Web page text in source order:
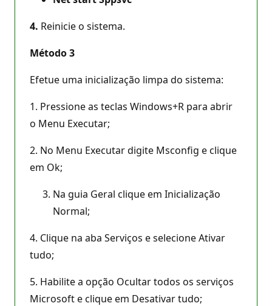
4. Reinicie o sistema.
Método 3
Efetue uma inicialização limpa do sistema:
1. Pressione as teclas Windows+R para abrir
o Menu Executar;
2. No Menu Executar digite Msconfig e clique
em Ok;
Na guia Geral clique em Inicialização
Normal;
4. Clique na aba Serviços e selecione Ativar
tudo;
5. Habilite a opção Ocultar todos os serviços
Microsoft e clique em Desativar tudo;